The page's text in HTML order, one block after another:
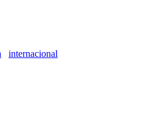
a buenas prácticas docentes
Superior Universitaria |
Superior Universitaria |
de calidad en la educación
internacional